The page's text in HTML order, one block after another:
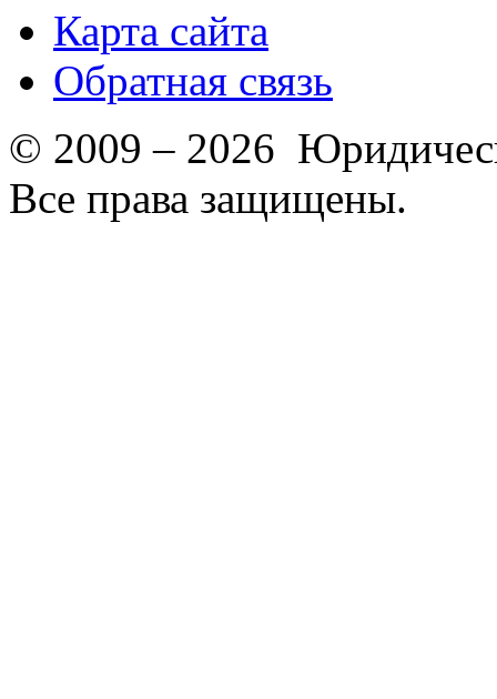
Карта сайта
Обратная связь
© 2009 – 2026
Все права защищены.